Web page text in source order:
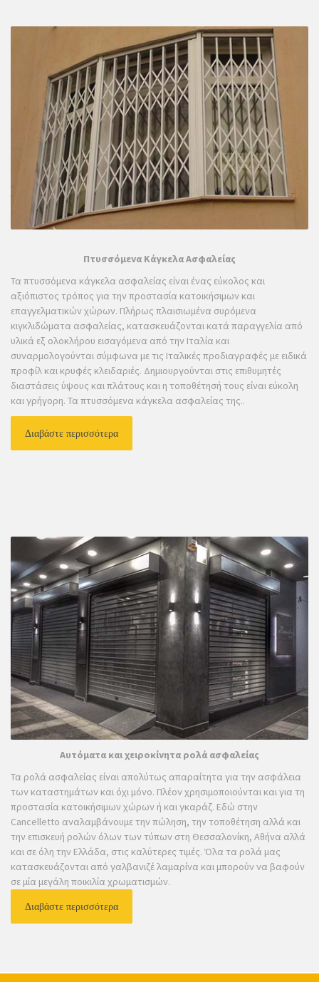
Πτυσσόμενα Κάγκελα Ασφαλείας
Τα πτυσσόμενα κάγκελα ασφαλείας είναι ένας εύκολος και
αξιόπιστος τρόπος για την προστασία κατοικήσιμων και
επαγγελματικών χώρων. Πλήρως πλαισιωμένα συρόμενα
κιγκλιδώματα ασφαλείας, κατασκευάζονται κατά παραγγελία από
υλικά εξ ολοκλήρου εισαγόμενα από την Ιταλία και
συναρμολογούνται σύμφωνα με τις Ιταλικές προδιαγραφές με ειδικά
προφίλ και κρυφές κλειδαριές. Δημιουργούνται στις επιθυμητές
διαστάσεις ύψους και πλάτους και η τοποθέτησή τους είναι εύκολη
και γρήγορη. Τα πτυσσόμενα κάγκελα ασφαλείας της..
Διαβάστε περισσότερα
Αυτόματα και χειροκίνητα ρολά ασφαλείας
Τα ρολά ασφαλείας είναι απολύτως απαραίτητα για την ασφάλεια
των καταστημάτων και όχι μόνο. Πλέον χρησιμοποιούνται και για τη
προστασία κατοικήσιμων χώρων ή και γκαράζ. Εδώ στην
Cancelletto αναλαμβάνουμε την πώληση, την τοποθέτηση αλλά και
την επισκευή ρολών όλων των τύπων στη Θεσσαλονίκη, Αθήνα αλλά
και σε όλη την Ελλάδα, στις καλύτερες τιμές. Όλα τα ρολά μας
κατασκευάζονται από γαλβανιζέ λαμαρίνα και μπορούν να βαφούν
σε μία μεγάλη ποικιλία χρωματισμών.
Διαβάστε περισσότερα